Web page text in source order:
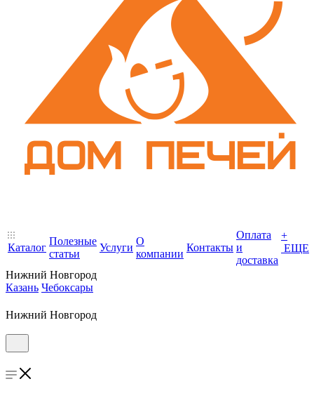
Каталог
Полезные
статьи
Услуги
О
компании
Контакты
Оплата
и
доставка
+
ЕЩЕ
Нижний Новгород
Казань Чебоксары
Нижний Новгород